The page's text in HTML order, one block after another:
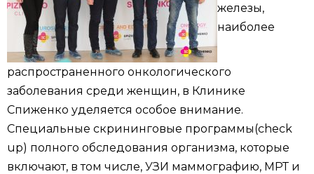
железы,
наиболее
распространенного онкологического
заболевания среди женщин, в Клинике
Спиженко уделяется особое внимание.
Специальные скрининговые программы(check
up) полного обследования организма, которые
включают, в том числе, УЗИ маммографию, МРТ и